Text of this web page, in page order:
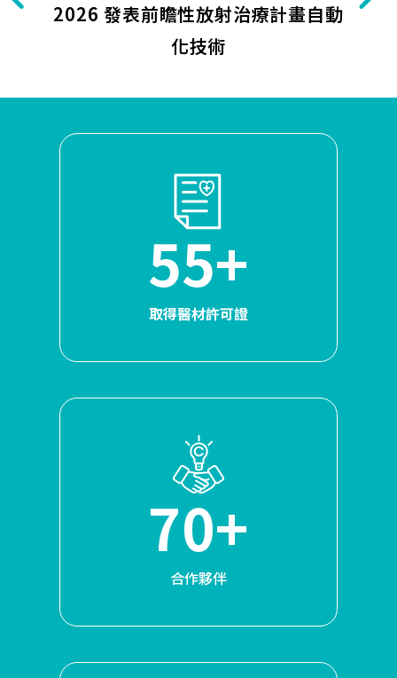
2026 發表前瞻性放射治療計畫自動
化技術
55+
取得醫材許可證
70+
合作夥伴